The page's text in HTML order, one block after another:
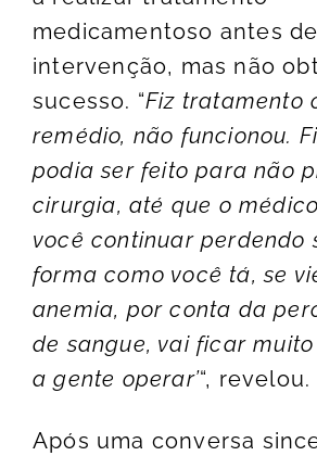
medicamentoso antes
intervenção, mas não
sucesso. “Fiz tratamento
remédio, não funcionou.
podia ser feito para não
cirurgia, até que o médico
você continuar perdendo
forma como você tá, se
anemia, por conta da
de sangue, vai ficar
a gente operar’“, revelou.
Após uma conversa